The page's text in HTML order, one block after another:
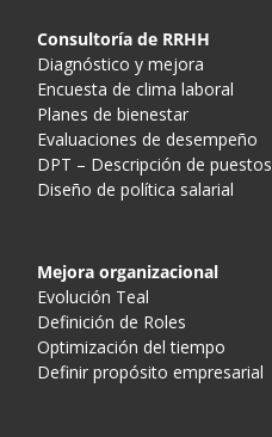
Consultoría de RRHH
Diagnóstico y mejora
Encuesta de clima laboral
Planes de bienestar
Evaluaciones de desempeño
DPT – Descripción de puestos
Diseño de política salarial
Mejora organizacional
Evolución Teal
Definición de Roles
Optimización del tiempo
Definir propósito empresarial